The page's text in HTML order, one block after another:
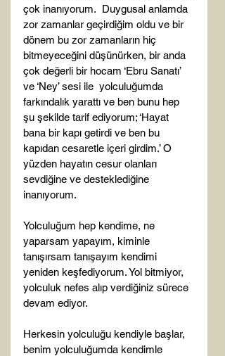
çok inanıyorum.  Duygusal anlamda
zor zamanlar geçirdiğim oldu ve bir
dönem bu zor zamanların hiç
bitmeyeceğini düşünürken, bir anda
çok değerli bir hocam ‘Ebru Sanatı’
ve ‘Ney’ sesi ile  yolculuğumda
farkındalık yarattı ve ben bunu hep
şu şekilde tarif ediyorum; ‘Hayat
bana bir kapı getirdi ve ben bu
kapıdan cesaretle içeri girdim.’ O
yüzden hayatın cesur olanları
sevdiğine ve desteklediğine
inanıyorum.
Yolculuğum hep kendime, ne
yaparsam yapayım, kiminle
tanışırsam tanışayım kendimi
yeniden keşfediyorum. Yol bitmiyor,
yolculuk nefes alıp verdiğiniz sürece
devam ediyor.
Herkesin yolculuğu kendiyle başlar,
benim yolculuğumda kendimle